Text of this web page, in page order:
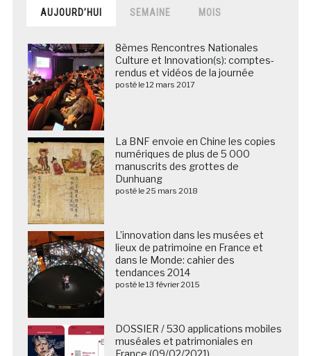
AUJOURD’HUI SEMAINE MOIS
8èmes Rencontres Nationales
Culture et Innovation(s): comptes-
rendus et vidéos de la journée
posté le 12 mars 2017
La BNF envoie en Chine les copies
numériques de plus de 5 000
manuscrits des grottes de
Dunhuang
posté le 25 mars 2018
L’innovation dans les musées et
lieux de patrimoine en France et
dans le Monde: cahier des
tendances 2014
posté le 13 février 2015
DOSSIER / 530 applications mobiles
muséales et patrimoniales en
France (09/02/2021)